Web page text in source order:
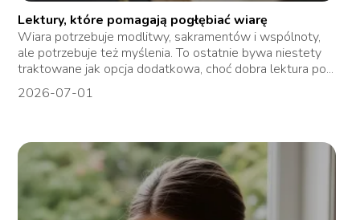
Lektury, które pomagają pogłębiać wiarę
Wiara potrzebuje modlitwy, sakramentów i wspólnoty,
ale potrzebuje też myślenia. To ostatnie bywa niestety
traktowane jak opcja dodatkowa, choć dobra lektura po...
2026-07-01